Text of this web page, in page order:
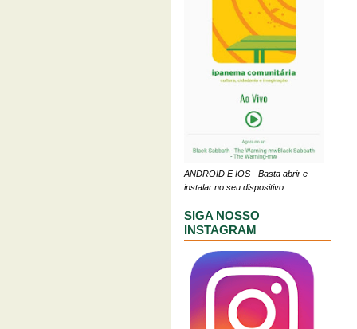
ANDROID E IOS - Basta abrir e
instalar no seu dispositivo
SIGA NOSSO
INSTAGRAM